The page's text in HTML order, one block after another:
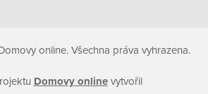
online. Všechna práva vyhrazena.
Domovy onlinevytvořil